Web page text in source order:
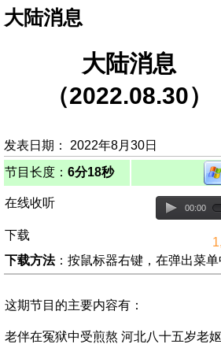
大陆消息
大陆消息
（2022.08.30）
发表日期： 2022年8月30日
节目长度： 6分18秒
在线收听 00:00
下载
下载方法：按鼠标器右键，在弹出菜
这期节目的主要内容有：
老伴在冤狱中受煎熬 河北八十五岁老